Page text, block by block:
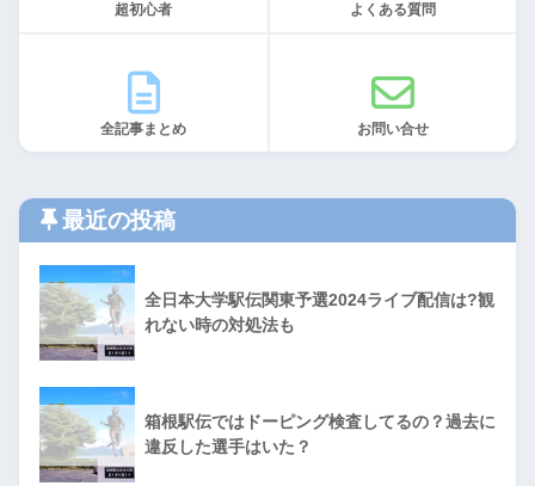
超初心者 よくある質問
全記事まとめ お問い合せ
最近の投稿
全日本大学駅伝関東予選2024ライブ配信は?観
れない時の対処法も
箱根駅伝ではドーピング検査してるの？過去に
違反した選手はいた？